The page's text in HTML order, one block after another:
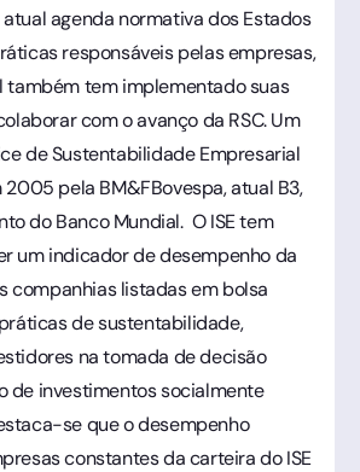
agenda normativa dos Estados
responsáveis pelas empresas,
também tem implementado suas
com o avanço da RSC. Um
de Sustentabilidade Empresarial
2005 pela BM&FBovespa, atual B3,
do Banco Mundial. O ISE tem
um indicador de desempenho da
companhias listadas em bolsa
de sustentabilidade,
na tomada de decisão
de investimentos socialmente
se que o desempenho
constantes da carteira do ISE